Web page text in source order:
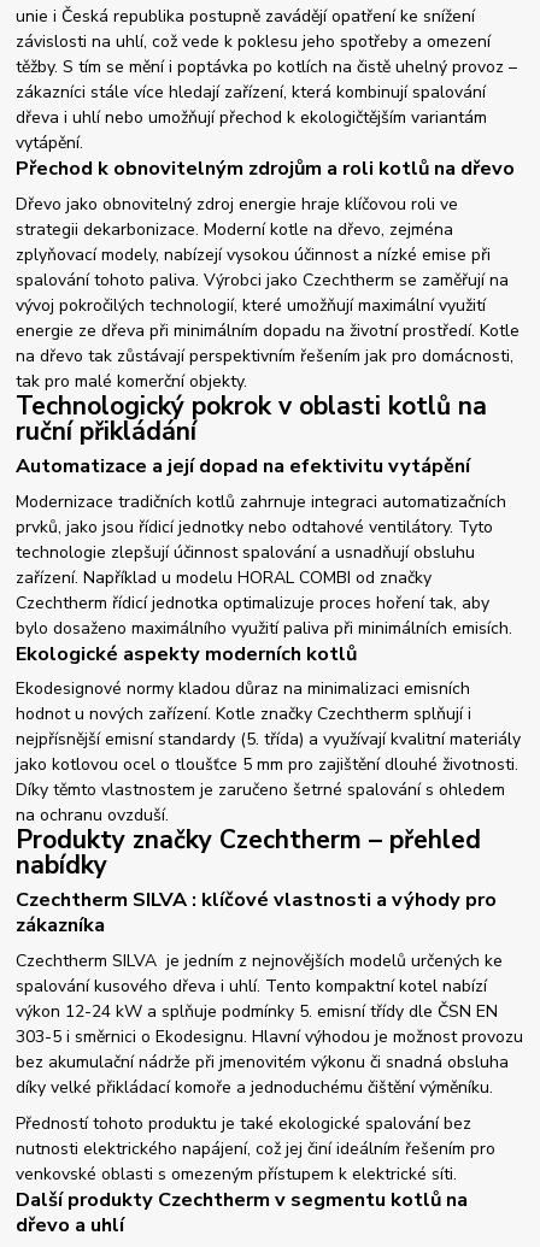
unie i Česká republika postupně zavádějí opatření ke snížení
závislosti na uhlí, což vede k poklesu jeho spotřeby a omezení
těžby. S tím se mění i poptávka po kotlích na čistě uhelný provoz –
zákazníci stále více hledají zařízení, která kombinují spalování
dřeva i uhlí nebo umožňují přechod k ekologičtějším variantám
vytápění.
Přechod k obnovitelným zdrojům a roli kotlů na dřevo
Dřevo jako obnovitelný zdroj energie hraje klíčovou roli ve
strategii dekarbonizace. Moderní kotle na dřevo, zejména
zplyňovací modely, nabízejí vysokou účinnost a nízké emise při
spalování tohoto paliva. Výrobci jako Czechtherm se zaměřují na
vývoj pokročilých technologií, které umožňují maximální využití
energie ze dřeva při minimálním dopadu na životní prostředí. Kotle
na dřevo tak zůstávají perspektivním řešením jak pro domácnosti,
tak pro malé komerční objekty.
Technologický pokrok v oblasti kotlů na
ruční přikládání
Automatizace a její dopad na efektivitu vytápění
Modernizace tradičních kotlů zahrnuje integraci automatizačních
prvků, jako jsou řídicí jednotky nebo odtahové ventilátory. Tyto
technologie zlepšují účinnost spalování a usnadňují obsluhu
zařízení. Například u modelu HORAL COMBI od značky
Czechtherm řídicí jednotka optimalizuje proces hoření tak, aby
bylo dosaženo maximálního využití paliva při minimálních emisích.
Ekologické aspekty moderních kotlů
Ekodesignové normy kladou důraz na minimalizaci emisních
hodnot u nových zařízení. Kotle značky Czechtherm splňují i
nejpřísnější emisní standardy (5. třída) a využívají kvalitní materiály
jako kotlovou ocel o tloušťce 5 mm pro zajištění dlouhé životnosti.
Díky těmto vlastnostem je zaručeno šetrné spalování s ohledem
na ochranu ovzduší.
Produkty značky Czechtherm – přehled
nabídky
Czechtherm SILVA : klíčové vlastnosti a výhody pro
zákazníka
Czechtherm SILVA je jedním z nejnovějších modelů určených ke
spalování kusového dřeva i uhlí. Tento kompaktní kotel nabízí
výkon 12-24 kW a splňuje podmínky 5. emisní třídy dle ČSN EN
303-5 i směrnici o Ekodesignu. Hlavní výhodou je možnost provozu
bez akumulační nádrže při jmenovitém výkonu či snadná obsluha
díky velké přikládací komoře a jednoduchému čištění výměníku.
Předností tohoto produktu je také ekologické spalování bez
nutnosti elektrického napájení, což jej činí ideálním řešením pro
venkovské oblasti s omezeným přístupem k elektrické síti.
Další produkty Czechtherm v segmentu kotlů na
dřevo a uhlí